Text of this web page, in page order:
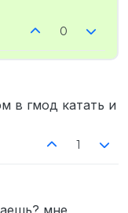
0
в гмод катать и
1
мне